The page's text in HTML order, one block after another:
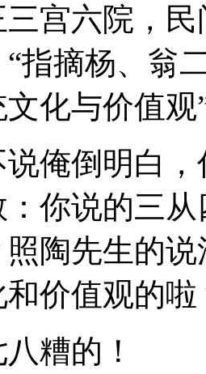
三宫六院，
指摘杨、翁
化与价值
俺倒明白
你说的三
陶先生的
和价值观的啦
糟的！